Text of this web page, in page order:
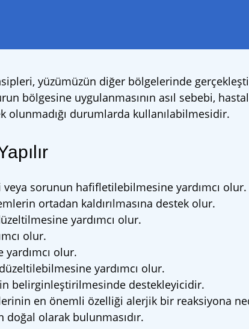
yüzümüzün diğer bölgelerinde
bölgesine uygulanmasının asıl sebebi,
olunmadığı durumlarda kullanılabilmesidir.
sorunun hafifletilebilmesine yardımcı olur.
ortadan kaldırılmasına destek olur.
yardımcı olur.
olur.
yardımcı olur.
yardımcı olur.
belirginleştirilmesinde destekleyicidir.
en önemli özelliği alerjik bir reaksiyona
olarak bulunmasıdır.